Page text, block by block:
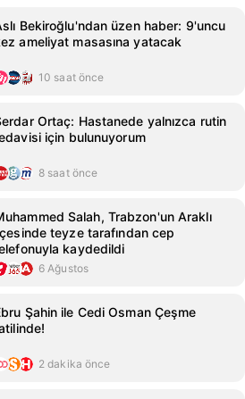
Bekiroğlu'ndan üzen haber: 9'uncu
ameliyat masasına yatacak
10 saat önce
Ortaç: Hastanede yalnızca rutin
için bulunuyorum
8 saat önce
Salah, Trabzon'un Araklı
teyze tarafından cep
kaydedildi
6 Ağustos
Şahin ile Cedi Osman Çeşme
2 dakika önce